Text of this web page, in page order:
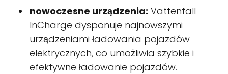
nowoczesne urządzenia: Vattenfall
InCharge dysponuje najnowszymi
urządzeniami ładowania pojazdów
elektrycznych, co umożliwia szybkie i
efektywne ładowanie pojazdów.